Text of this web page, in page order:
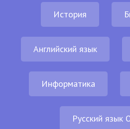
История
Английский язык
Информатика
Русский язык